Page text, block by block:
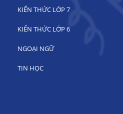
KIẾN THỨC LỚP 7
KIẾN THỨC LỚP 6
NGOẠI NGỮ
TIN HỌC